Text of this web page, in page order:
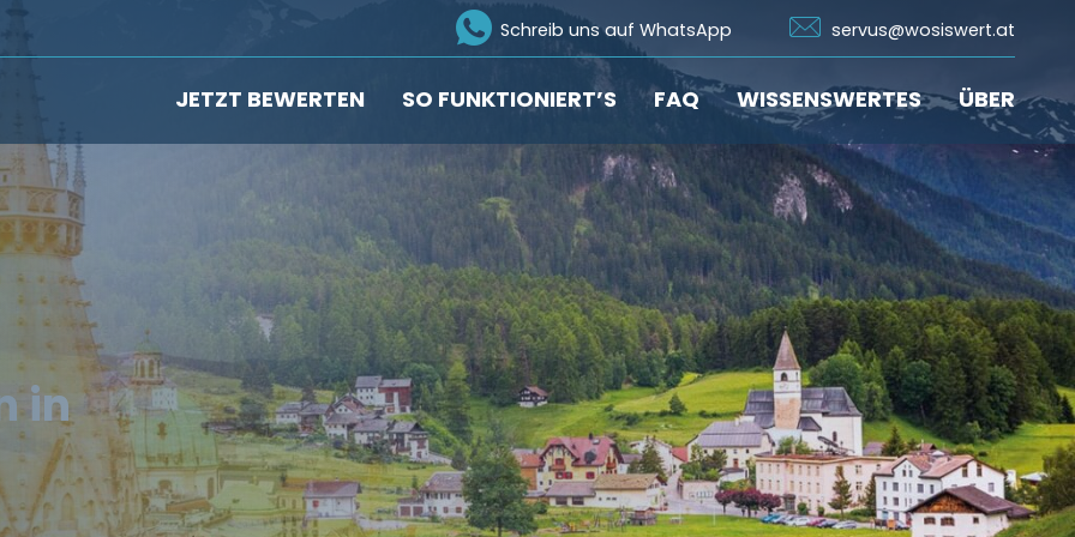
Schreib uns auf WhatsApp
servus@wosiswert.at
JETZT BEWERTEN SO FUNKTIONIERT’S FAQ WISSENSWERTES ÜBER
in